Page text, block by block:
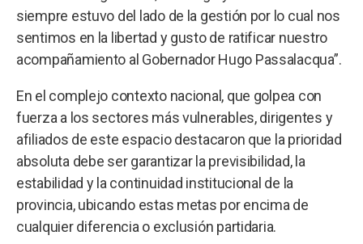
siempre estuvo del lado de la gestión por lo cual nos
sentimos en la libertad y gusto de ratificar nuestro
acompañamiento al Gobernador Hugo Passalacqua”.
En el complejo contexto nacional, que golpea con
fuerza a los sectores más vulnerables, dirigentes y
afiliados de este espacio destacaron que la prioridad
absoluta debe ser garantizar la previsibilidad, la
estabilidad y la continuidad institucional de la
provincia, ubicando estas metas por encima de
cualquier diferencia o exclusión partidaria.